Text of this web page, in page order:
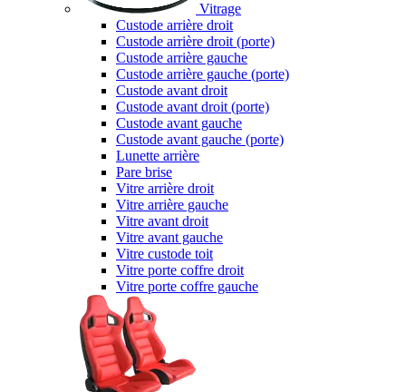
Vitrage
Custode arrière droit
Custode arrière droit (porte)
Custode arrière gauche
Custode arrière gauche (porte)
Custode avant droit
Custode avant droit (porte)
Custode avant gauche
Custode avant gauche (porte)
Lunette arrière
Pare brise
Vitre arrière droit
Vitre arrière gauche
Vitre avant droit
Vitre avant gauche
Vitre custode toit
Vitre porte coffre droit
Vitre porte coffre gauche